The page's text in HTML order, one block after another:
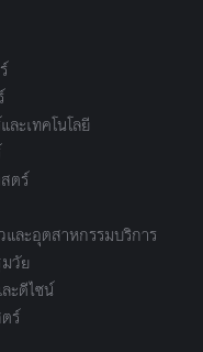
ะเทคโนโลยี
ตร์
ละอุตสาหกรรมบริการ
วัย
ะดีไซน์
ร์